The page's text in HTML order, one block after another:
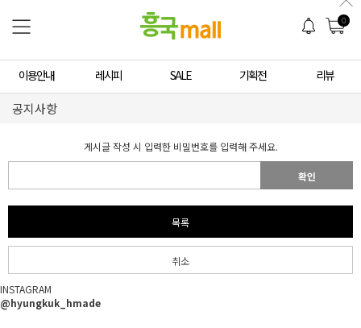
0
이용안내 레시피 SALE 기획전 리뷰
공지사항
게시글 작성 시 입력한 비밀번호를 입력해 주세요.
확인
목록
취소
INSTAGRAM
@hyungkuk_hmade